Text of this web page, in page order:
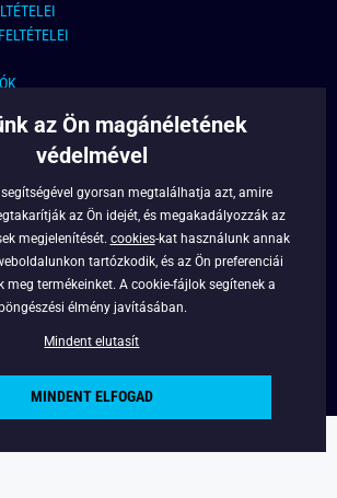
az Ön magánéletének
védelmével
gyorsan megtalálhatja azt, amire
az Ön idejét, és megakadályozzák az
megjelenítését. cookies-kat használunk annak
tartózkodik, és az Ön preferenciái
meg termékeinket. A cookie-fájlok segítenek a
élmény javításában.
Mindent elutasít
MINDENT ELFOGAD